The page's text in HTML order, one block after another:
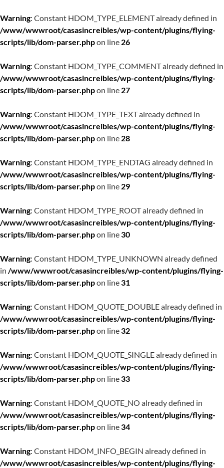
Warning: Constant HDOM_TYPE_ELEMENT already defined in
/www/wwwroot/casasincreibles/wp-content/plugins/flying-
scripts/lib/dom-parser.phpon line 26
Warning: Constant HDOM_TYPE_COMMENT already defined in
/www/wwwroot/casasincreibles/wp-content/plugins/flying-
scripts/lib/dom-parser.phpon line 27
Warning: Constant HDOM_TYPE_TEXT already defined in
/www/wwwroot/casasincreibles/wp-content/plugins/flying-
scripts/lib/dom-parser.phpon line 28
Warning: Constant HDOM_TYPE_ENDTAG already defined in
/www/wwwroot/casasincreibles/wp-content/plugins/flying-
scripts/lib/dom-parser.phpon line 29
Warning: Constant HDOM_TYPE_ROOT already defined in
/www/wwwroot/casasincreibles/wp-content/plugins/flying-
scripts/lib/dom-parser.phpon line30
Warning: Constant HDOM_TYPE_UNKNOWN already defined
in /www/wwwroot/casasincreibles/wp-content/plugins/flying-
scripts/lib/dom-parser.phpon line31
Warning: Constant HDOM_QUOTE_DOUBLE already defined in
/www/wwwroot/casasincreibles/wp-content/plugins/flying-
scripts/lib/dom-parser.phpon line32
Warning: Constant HDOM_QUOTE_SINGLE already defined in
/www/wwwroot/casasincreibles/wp-content/plugins/flying-
scripts/lib/dom-parser.phpon line33
Warning: Constant HDOM_QUOTE_NO already defined in
/www/wwwroot/casasincreibles/wp-content/plugins/flying-
scripts/lib/dom-parser.phpon line34
Warning: Constant HDOM_INFO_BEGIN already defined in
/www/wwwroot/casasincreibles/wp-content/plugins/flying-